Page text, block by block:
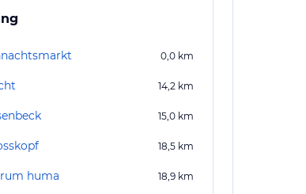
0,0 km
14,2 km
15,0 km
18,5 km
huma 18,9 km